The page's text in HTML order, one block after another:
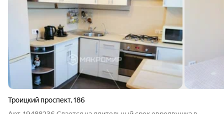
Троицкий проспект,186